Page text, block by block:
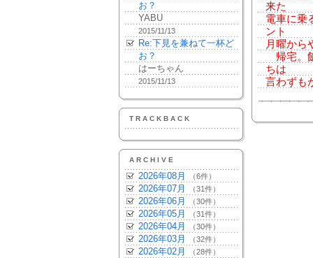
お？
YABU
2015/11/13
Re:下見を兼ねて一杯ど
お？
はーちゃん
2015/11/13
TRACKBACK
ARCHIVE
2026年08月 （6件）
2026年07月 （31件）
2026年06月 （30件）
2026年05月 （31件）
2026年04月 （30件）
2026年03月 （32件）
2026年02月 （28件）
来た
電車に乗
ント
月曜から
帰宅。
ちは
言わずも